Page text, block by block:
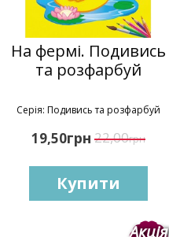
На фермі. Подивись
та розфарбуй
Серія: Подивись та розфарбуй
19,50грн 22,00грн
Купити
Акція